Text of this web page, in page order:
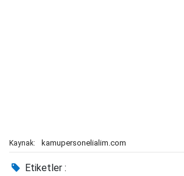
Kaynak: kamupersonelialim.com
Etiketler :